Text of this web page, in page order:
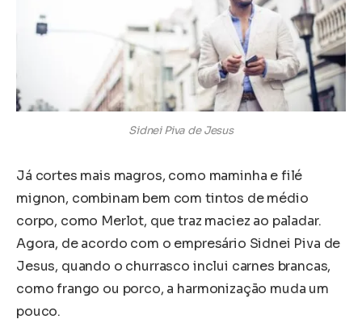
Sidnei Piva de Jesus
Já cortes mais magros, como maminha e filé
mignon, combinam bem com tintos de médio
corpo, como Merlot, que traz maciez ao paladar.
Agora, de acordo com o empresário Sidnei Piva de
Jesus, quando o churrasco inclui carnes brancas,
como frango ou porco, a harmonização muda um
pouco.